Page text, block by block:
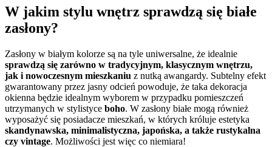
W jakim stylu wnętrz sprawdzą się białe
zasłony?
Zasłony w białym kolorze są na tyle uniwersalne, że idealnie
sprawdzą się zarówno w tradycyjnym, klasycznym wnętrzu,
jak i nowoczesnym mieszkaniu z nutką awangardy. Subtelny efekt
gwarantowany przez jasny odcień powoduje, że taka dekoracja
okienna będzie idealnym wyborem w przypadku pomieszczeń
utrzymanych w stylistyce boho. W zasłony białe mogą również
wyposażyć się posiadacze mieszkań, w których króluje estetyka
skandynawska, minimalistyczna, japońska, a także rustykalna
czy vintage. Możliwości jest więc co niemiara!